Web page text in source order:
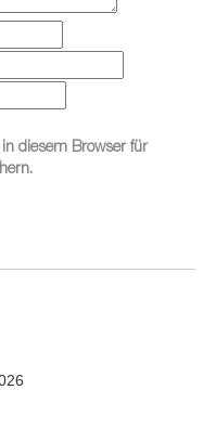
diesem Browser für